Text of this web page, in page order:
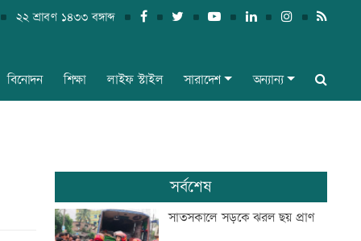
২২ শ্রাবণ ১৪৩৩ বঙ্গাব্দ
বিনোদন শিক্ষা লাইফ স্টাইল সারাদেশ অন্যান্য
সর্বশেষ
সাতসকালে সড়কে ঝরল ছয় প্রাণ